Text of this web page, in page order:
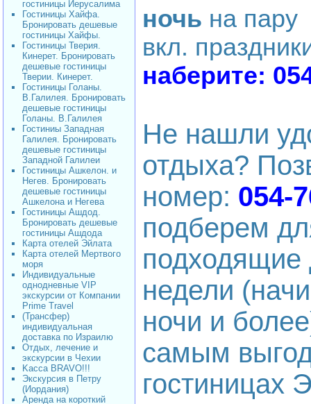
гостиницы Иерусалима
Гостиницы Хайфа.
Бронировать дешевые
гостиницы Хайфы.
Гостиницы Тверия.
Кинерет. Бронировать
дешевые гостиницы
Тверии. Кинерет.
Гостиницы Голаны.
В.Галилея. Бронировать
дешевые гостиницы
Голаны. В.Галилея
Гостиниы Западная
Галилея. Бронировать
дешевые гостиницы
Западной Галилеи
Гостиницы Ашкелон. и
Негев. Бронировать
дешевые гостиницы
Ашкелона и Негева
Гостиницы Ашдод.
Бронировать дешевые
гостиницы Ашдода
Карта отелей Эйлата
Карта отелей Мертвого
моря
Индивидуальные
однодневные VIP
экскурсии от Компании
Prime Travel
(Трансфер)
индивидуальная
доставка по Израилю
Отдых, лечение и
экскурсии в Чехии
Kacca BRAVO!!!
Экскурсия в Петру
(Иордания)
Аренда на короткий
ночь на пару
вкл.
наберите:
Не нашли
отдыха?
номер: 054-
подберем
подходящие
недели
ночи и
самым
гостиницах